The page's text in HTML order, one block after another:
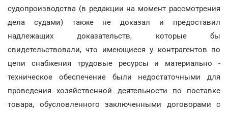
судопроизводства (в редакции на момент рассмотрения
дела судами) также не доказал и предоставил
надлежащих доказательств, которые бы
свидетельствовали, что имеющиеся у контрагентов по
цепи снабжения трудовые ресурсы и материально -
техническое обеспечение были недостаточными для
проведения хозяйственной деятельности по поставке
товара, обусловленного заключенными договорами с